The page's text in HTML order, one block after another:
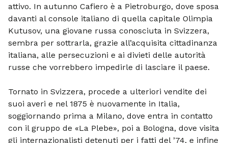
attivo. In autunno Cafiero è a Pietroburgo, dove sposa
davanti al con­sole italiano di quella capitale Olimpia
Kutusov, una giovane russa conosciuta in Svizzera,
sembra per sottrarla, grazie al­l’acquisita cittadinanza
italiana, alle per­secuzioni e ai divieti delle autorità
russe che vorrebbero impedirle di lasciare il paese.
Tornato in Svizzera, procede a ulte­riori vendite dei
suoi averi e nel 1875 è nuovamente in Italia,
soggiornando prima a Milano, dove entra in contatto
con il gruppo de «La Plebe», poi a Bologna, dove visita
gli internazionalisti detenuti per i fatti del ’74, e infine